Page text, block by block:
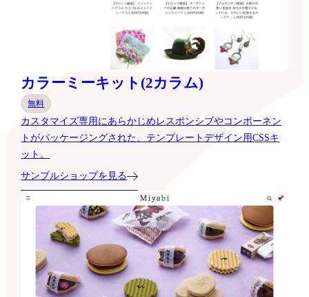
カラーミーキット(2カラム)
無料
カスタマイズ専用にあらかじめレスポンシブやコンポーネン
トがパッケージングされた、テンプレートデザイン用CSSキ
ット。
サンプルショップを見る